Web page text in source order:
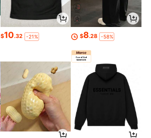
$10.32 -21% $8.28 -58%